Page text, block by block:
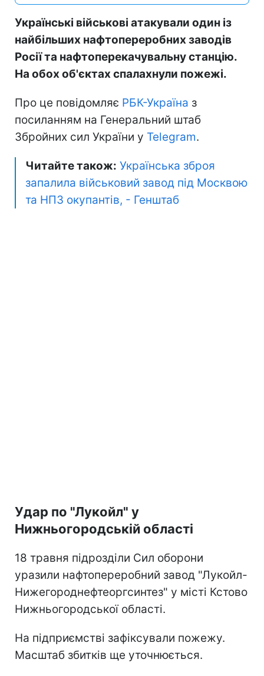
Українські військові атакували один із
найбільших нафтопереробних заводів
Росії та нафтоперекачувальну станцію.
На обох об'єктах спалахнули пожежі.
Про це повідомляє РБК-Україна з
посиланням на Генеральний штаб
Збройних сил України у Telegram.
Читайте також: Українська зброя
запалила військовий завод під Москвою
та НПЗ окупантів, - Генштаб
Удар по "Лукойл" у
Нижньогородській області
18 травня підрозділи Сил оборони
уразили нафтопереробний завод "Лукойл-
Нижегороднефтеоргсинтез" у місті Кстово
Нижньогородської області.
На підприємстві зафіксували пожежу.
Масштаб збитків ще уточнюється.